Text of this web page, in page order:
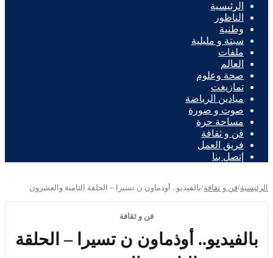
الرئيسية
الناظور
وطنية
سبتة و مليلية
ملفات
العالم
صحة وعلوم
تمازيغت
ميادين الرياضة
صوت و صورة
مساحة حرة
فن و ثقافة
فريق العمل
إتصل بنا
الرئيسية/فن و ثقافة/بالفيديو.. أوذماون ن تسيرا – الحلقة الثامنة والعشرون
فن و ثقافة
بالفيديو.. أوذماون ن تسيرا – الحلقة